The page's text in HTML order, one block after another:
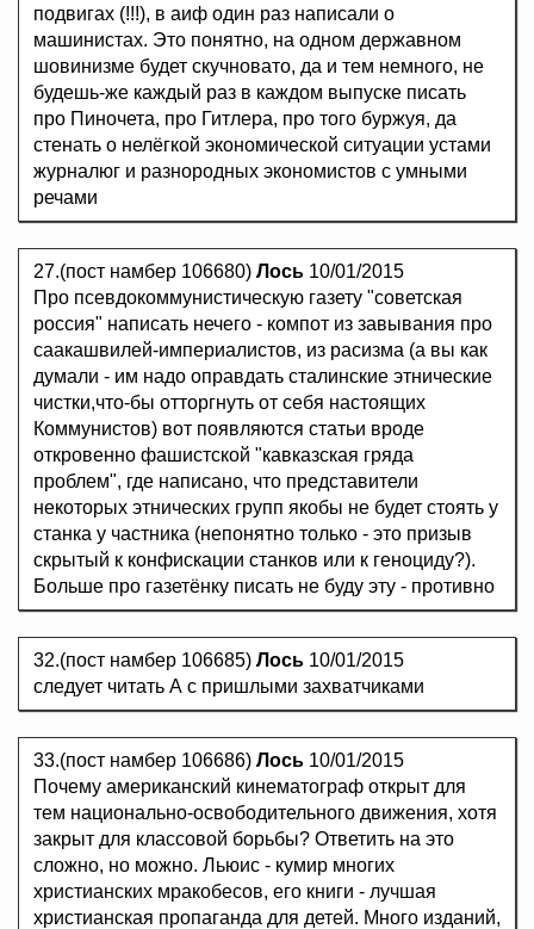
подвигах (!!!), в аиф один раз написали о
машинистах. Это понятно, на одном державном
шовинизме будет скучновато, да и тем немного, не
будешь-же каждый раз в каждом выпуске писать
про Пиночета, про Гитлера, про того буржуя, да
стенать о нелёгкой экономической ситуации устами
журналюг и разнородных экономистов с умными
речами
27.(пост намбер 106680) Лось 10/01/2015
Про псевдокоммунистическую газету "советская
россия" написать нечего - компот из завывания про
саакашвилей-империалистов, из расизма (а вы как
думали - им надо оправдать сталинские этнические
чистки,что-бы отторгнуть от себя настоящих
Коммунистов) вот появляются статьи вроде
откровенно фашистской "кавказская гряда
проблем", где написано, что представители
некоторых этнических групп якобы не будет стоять у
станка у частника (непонятно только - это призыв
скрытый к конфискации станков или к геноциду?).
Больше про газетёнку писать не буду эту - противно
32.(пост намбер 106685) Лось 10/01/2015
следует читать А с пришлыми захватчиками
33.(пост намбер 106686) Лось 10/01/2015
Почему американский кинематограф открыт для
тем национально-освободительного движения, хотя
закрыт для классовой борьбы? Ответить на это
сложно, но можно. Льюис - кумир многих
христианских мракобесов, его книги - лучшая
христианская пропаганда для детей. Много изданий,